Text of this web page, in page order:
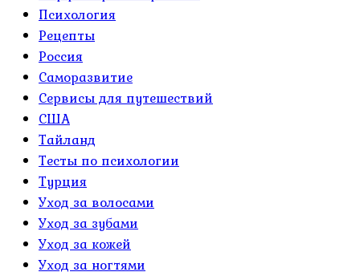
Психология
Рецепты
Россия
Саморазвитие
Сервисы для путешествий
США
Тайланд
Тесты по психологии
Турция
Уход за волосами
Уход за зубами
Уход за кожей
Уход за ногтями